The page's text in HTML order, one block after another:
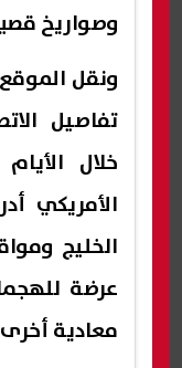
وصواريخ
ونقل
تفاصيل
خلال
الأمريكي
الخليج
عرضة
معادية